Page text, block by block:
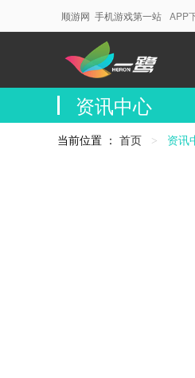
顺游网 手机游戏第一站 APP
资讯中心
当前位置 ： 首页
当
资讯